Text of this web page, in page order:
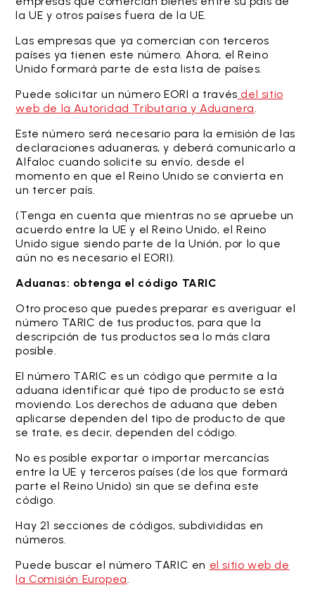
la UE y otros países fuera de la UE.
Las empresas que ya comercian con terceros
países ya tienen este número. Ahora, el Reino
Unido formará parte de esta lista de países.
Puede solicitar un número EORI a través del sitio
web de la Autoridad Tributaria y Aduanera.
Este número será necesario para la emisión de las
declaraciones aduaneras, y deberá comunicarlo a
Alfaloc cuando solicite su envío, desde el
momento en que el Reino Unido se convierta en
un tercer país.
(Tenga en cuenta que mientras no se apruebe un
acuerdo entre la UE y el Reino Unido, el Reino
Unido sigue siendo parte de la Unión, por lo que
aún no es necesario el EORI).
Aduanas: obtenga el código TARIC
Otro proceso que puedes preparar es averiguar el
número TARIC de tus productos, para que la
descripción de tus productos sea lo más clara
posible.
El número TARIC es un código que permite a la
aduana identificar qué tipo de producto se está
moviendo. Los derechos de aduana que deben
aplicarse dependen del tipo de producto de que
se trate, es decir, dependen del código.
No es posible exportar o importar mercancías
entre la UE y terceros países (de los que formará
parte el Reino Unido) sin que se defina este
código.
Hay 21 secciones de códigos, subdivididas en
números.
Puede buscar el número TARIC en el sitio web de
la Comisión Europea.